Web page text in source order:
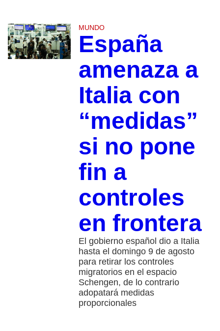
MUNDO
España
amenaza a
Italia con
“medidas”
si no pone
fin a
controles
en frontera
El gobierno español dio a Italia
hasta el domingo 9 de agosto
para retirar los controles
migratorios en el espacio
Schengen, de lo contrario
adopatará medidas
proporcionales